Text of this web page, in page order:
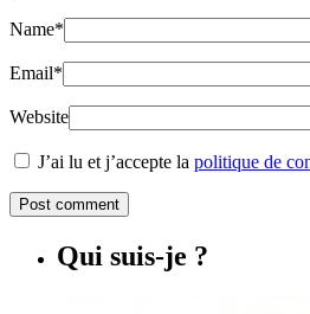
Name*
Email*
Website
J’ai lu et j’accepte la politique de
Qui suis-je ?